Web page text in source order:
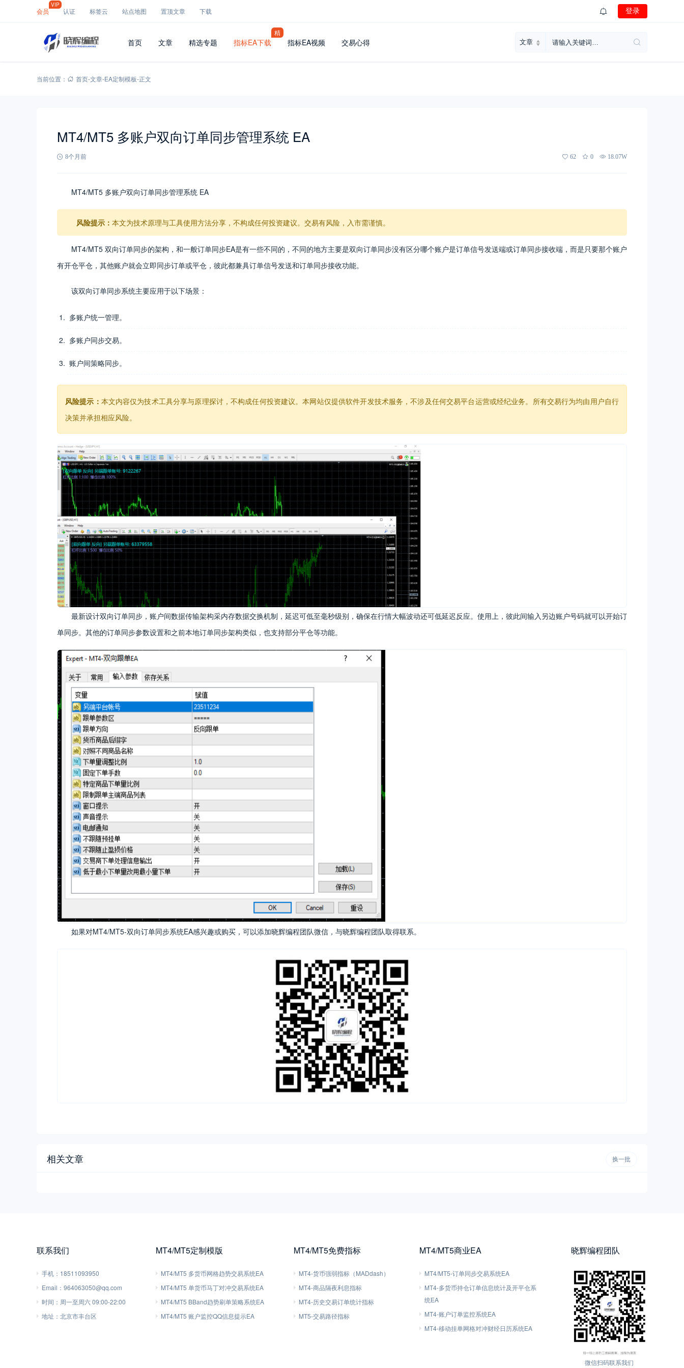
会员
VIP
认证 标签云 站点地图 置顶文章 下载 登录
首页 文章 精选专题 指标EA下载
精
指标EA视频 交易心得
当前位置： 首页-文章-EA定制模板-正文
MT4/MT5 多账户双向订单同步管理系统 EA
8个月前 62 0 18.07W
MT4/MT5 多账户双向订单同步管理系统 EA
风险提示： 本文为技术原理与工具使用方法分享，不构成任何投资建议。交易有风险，入市需谨慎。
MT4/MT5 双向订单同步的架构，和一般订单同步EA是有一些不同的，不同的地方主要是双向订单同步没有区分哪个账户是订单信号发送端或订单同步接收端，而是只要那个账户
有开仓平仓，其他账户就会立即同步订单或平仓，彼此都兼具订单信号发送和订单同步接收功能。
该双向订单同步系统主要应用于以下场景：
多账户统一管理。
多账户同步交易。
账户间策略同步。
风险提示： 本文内容仅为技术工具分享与原理探讨，不构成任何投资建议。本网站仅提供软件开发技术服务，不涉及任何交易平台运营或经纪业务。所有交易行为均由用户自行
决策并承担相应风险。
最新设计双向订单同步，账户间数据传输架构采内存数据交换机制，延迟可低至毫秒级别，确保在行情大幅波动还可低延迟反应。使用上，彼此间输入另边账户号码就可以开始订
单同步。其他的订单同步参数设置和之前本地订单同步架构类似，也支持部分平仓等功能。
如果对MT4/MT5-双向订单同步系统EA感兴趣或购买，可以添加晓辉编程团队微信，与晓辉编程团队取得联系。
相关文章 换一批
联系我们
手机： 18511093950
Email： 964063050@qq.com
时间： 周一至周六 09:00-22:00
地址： 北京市丰台区
MT4/MT5定制模版
MT4/MT5 多货币网格趋势交易系统EA
MT4/MT5 单货币马丁对冲交易系统EA
MT4/MT5 BBand趋势刷单策略系统EA
MT4/MT5 账户监控QQ信息提示EA
MT4/MT5免费指标
MT4-货币强弱指标（MADdash）
MT4-商品隔夜利息指标
MT4-历史交易订单统计指标
MT5-交易路径指标
MT4/MT5商业EA
MT4/MT5-订单同步交易系统EA
MT4-多货币持仓订单信息统计及开平仓系
统EA
MT4-账户订单监控系统EA
MT4-移动挂单网格对冲财经日历系统EA
晓辉编程团队
微信扫码联系我们